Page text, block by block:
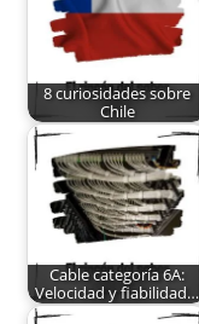
8 curiosidades sobre
Chile
Cable categoría 6A:
Velocidad y fiabilidad…